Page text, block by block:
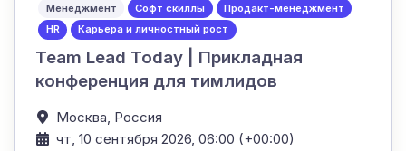
Менеджмент Софт скиллы
Продакт-менеджмент
HR
Карьера и личностный рост
Team Lead Today | Прикладная
конференция для тимлидов
Москва, Россия
чт, 10 сентября 2026, 06:00 (+00:00)